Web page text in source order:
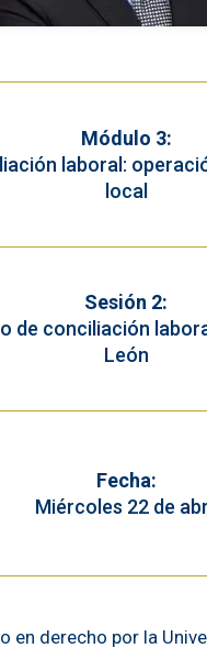
Módulo 3:
laboral:
local
Sesión 2:
de conciliación
León
Fecha:
Miércoles 22 de
en derecho por la